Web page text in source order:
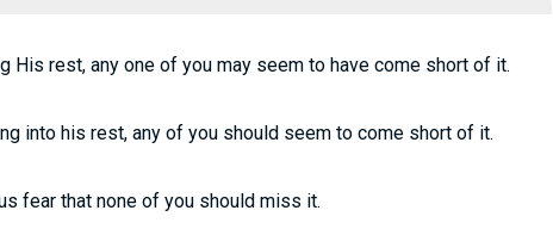
rest, any one of you may seem to have come short of it.
into his rest, any of you should seem to come short of it.
fear that none of you should miss it.